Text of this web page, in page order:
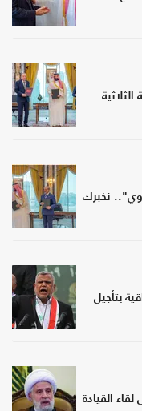
نخبرك
بتأجيل
القيادة